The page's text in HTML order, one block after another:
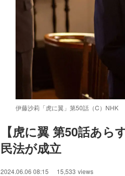
伊藤沙莉「虎に翼」第50話（C）NHK
【虎に翼 第50話あ
民法が成立
2024.06.06 08:15 15,533 views